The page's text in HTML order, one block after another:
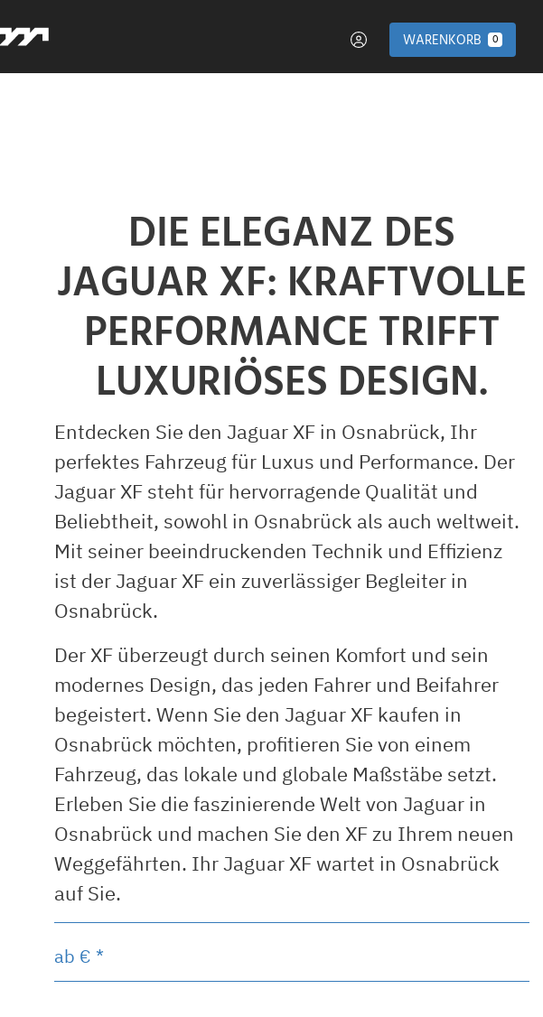
WARENKORB 0
DIE ELEGANZ DES
JAGUAR XF: KRAFTVOLLE
PERFORMANCE TRIFFT
LUXURIÖSES DESIGN.
Entdecken Sie den Jaguar XF in Osnabrück, Ihr
perfektes Fahrzeug für Luxus und Performance. Der
Jaguar XF steht für hervorragende Qualität und
Beliebtheit, sowohl in Osnabrück als auch weltweit.
Mit seiner beeindruckenden Technik und Effizienz
ist der Jaguar XF ein zuverlässiger Begleiter in
Osnabrück.
Der XF überzeugt durch seinen Komfort und sein
modernes Design, das jeden Fahrer und Beifahrer
begeistert. Wenn Sie den Jaguar XF kaufen in
Osnabrück möchten, profitieren Sie von einem
Fahrzeug, das lokale und globale Maßstäbe setzt.
Erleben Sie die faszinierende Welt von Jaguar in
Osnabrück und machen Sie den XF zu Ihrem neuen
Weggefährten. Ihr Jaguar XF wartet in Osnabrück
auf Sie.
ab € *